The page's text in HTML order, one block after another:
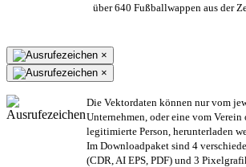
über 640 Fußballwappen aus der
×
×
Die Vektordaten können nur vom
Unternehmen, oder eine vom Verein
legitimierte Person, herunterladen
Im Downloadpaket sind 4
(CDR, AI EPS, PDF) und 3